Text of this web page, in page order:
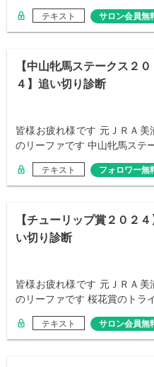
テキスト サロン会員無
【中山牝馬ステークス２０
４】追い切り診断
皆様お疲れ様です 元ＪＲＡ
のリーファです 中山牝馬ステ
テキスト フォロワー無
【チューリップ賞２０２４
い切り診断
皆様お疲れ様です 元ＪＲＡ
のリーファです 桜花賞のトラ
テキスト サロン会員無